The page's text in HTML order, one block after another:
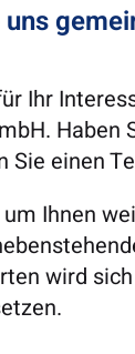
uns
Ihr
Haben
Sie einen
Ihnen
wird